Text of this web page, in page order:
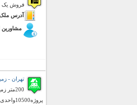
فروش یک
آدرس
مشاورین
تهران - زمین
پروژه10500واحدی شهرک میرداماد بفروش میرسد